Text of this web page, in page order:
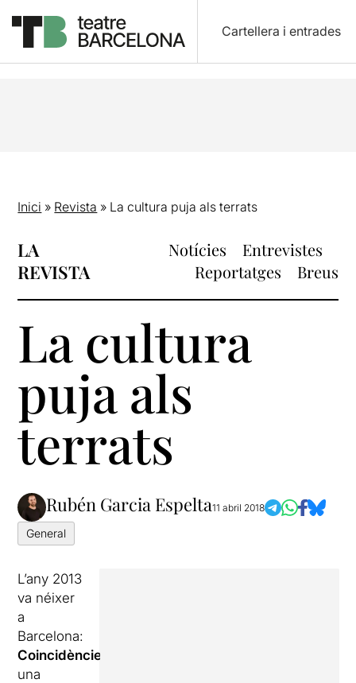
Cartellera i entrades
Inici » Revista » La cultura puja als terrats
LA
REVISTA
Notícies
Entrevistes
Reportatges
Breus
La cultura
puja als
terrats
Rubén Garcia Espelta11 abril 2018
General
L’any 2013
va néixer
a
Barcelona:
Coincidències
una